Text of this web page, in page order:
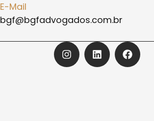
E-Mail
bgf@bgfadvogados.com.br